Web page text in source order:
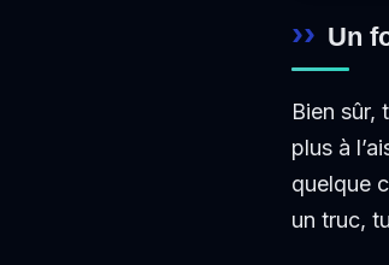
Un
Bien sûr,
plus à
quelque
un truc,